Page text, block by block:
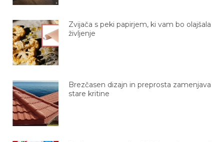
Zvijača s peki papirjem, ki vam bo olajšala
življenje
Brezčasen dizajn in preprosta zamenjava
stare kritine